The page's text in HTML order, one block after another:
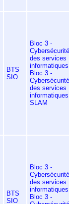
BTS
SIO
Bloc 3 -
Cybersécurité
des services
informatiques
Bloc 3 -
Cybersécurité
des services
SLAM
BTS
SIO
Bloc 3 -
Cybersécurité
des services
informatiques
Bloc 3 -